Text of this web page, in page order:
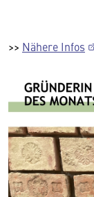
>> Nähere Infos